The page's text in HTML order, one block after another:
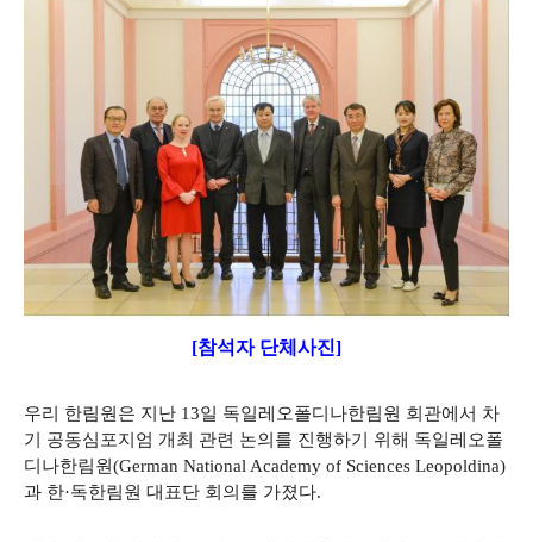
[참석자 단체사진]
우리 한림원은 지난 13일 독일레오폴디나한림원 회관에서 차
기 공동심포지엄 개최 관련 논의를 진행하기 위해 독일레오폴
디나한림원(German National Academy of Sciences Leopoldina)
과 한·독한림원 대표단 회의를 가졌다.